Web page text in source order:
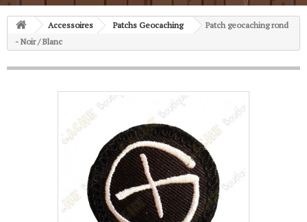
Accessoires Patchs Geocaching
Patch geocaching rond
- Noir / Blanc